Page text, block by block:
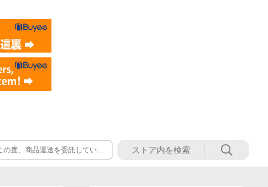
度、商品運送を委託している
す。 冷蔵便で出荷した後、2